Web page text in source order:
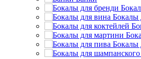
Бокалы
Бокалы